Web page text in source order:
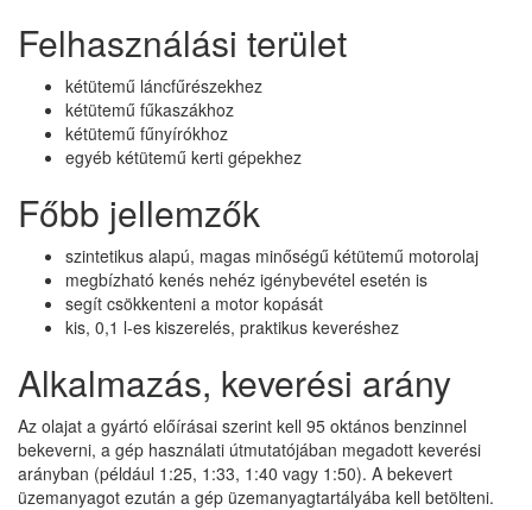
Felhasználási terület
kétütemű láncfűrészekhez
kétütemű fűkaszákhoz
kétütemű fűnyírókhoz
egyéb kétütemű kerti gépekhez
Főbb jellemzők
szintetikus alapú, magas minőségű kétütemű motorolaj
megbízható kenés nehéz igénybevétel esetén is
segít csökkenteni a motor kopását
kis, 0,1 l-es kiszerelés, praktikus keveréshez
Alkalmazás, keverési arány
Az olajat a gyártó előírásai szerint kell 95 oktános benzinnel
bekeverni, a gép használati útmutatójában megadott keverési
arányban (például 1:25, 1:33, 1:40 vagy 1:50). A bekevert
üzemanyagot ezután a gép üzemanyagtartályába kell betölteni.